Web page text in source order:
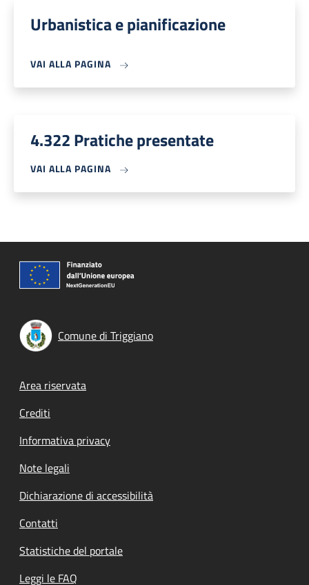
Urbanistica e pianificazione
VAI ALLA PAGINA
4.322 Pratiche presentate
VAI ALLA PAGINA
Comune di Triggiano
Footer menu
Area riservata
Crediti
Informativa privacy
Note legali
Dichiarazione di accessibilità
Contatti
Statistiche del portale
Leggi le FAQ